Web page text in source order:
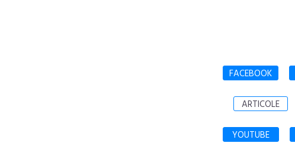
FACEBOOK
ARTICOLE
YOUTUBE